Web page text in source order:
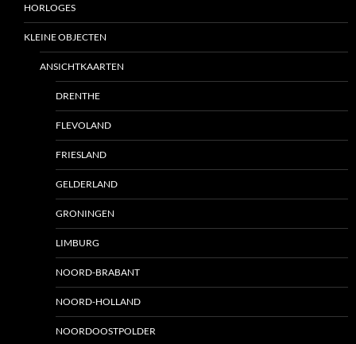
HORLOGES
KLEINE OBJECTEN
ANSICHTKAARTEN
DRENTHE
FLEVOLAND
FRIESLAND
GELDERLAND
GRONINGEN
LIMBURG
NOORD-BRABANT
NOORD-HOLLAND
NOORDOOSTPOLDER